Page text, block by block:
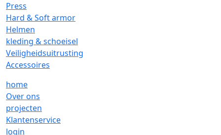
Press
Hard & Soft armor
Helmen
kleding & schoeisel
Veiligheidsuitrusting
Accessoires
home
Over ons
projecten
Klantenservice
login